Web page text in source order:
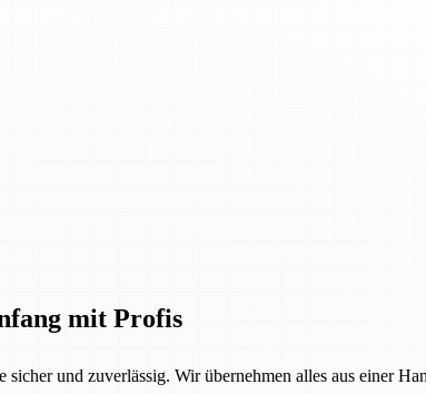
mit Profis
und zuverlässig. Wir übernehmen alles aus einer